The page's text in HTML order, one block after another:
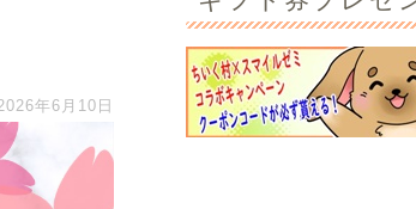
年6月10日